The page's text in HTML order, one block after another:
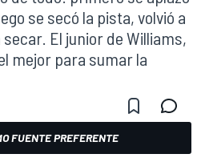
se secó la pista, volvió a
secar. El junior de Williams,
mejor para sumar la
FUENTE PREFERENTE